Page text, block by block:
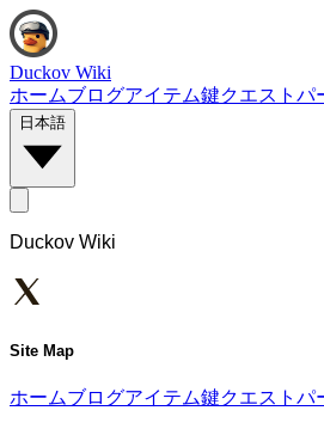
Duckov Wiki
ホームブログアイテム鍵クエスト パ
日本語
Duckov Wiki
Site Map
ホームブログアイテム鍵クエスト パ